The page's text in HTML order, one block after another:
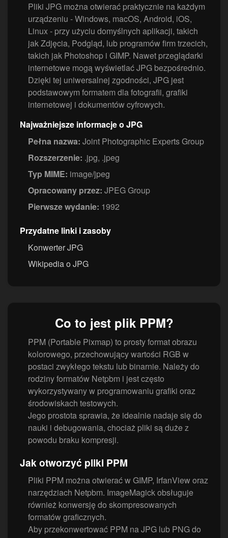
Pliki JPG można otwierać praktycznie na każdym
urządzeniu - Windows, macOS, Android, iOS,
Linux - przy użyciu domyślnych aplikacji, takich
jak Zdjęcia, Podgląd, lub programów firm trzecich,
takich jak Photoshop i GIMP. Nawet przeglądarki
internetowe mogą wyświetlać JPG bezpośrednio.
Dzięki tej uniwersalnej zgodności, JPG jest
podstawowym formatem dla fotografii, grafiki
internetowej i dokumentów cyfrowych.
Najważniejsze informacje o JPG
Pełna nazwa: Joint Photographic Experts Group
Rozszerzenie: .jpg, .jpeg
Typ MIME: image/jpeg
Opracowany przez: JPEG Group
Pierwsze wydanie: 1992
Przydatne linki i zasoby
Konwerter JPG
Wikipedia o JPG
Co to jest plik PPM?
PPM (Portable Pixmap) to prosty format obrazu
kolorowego, przechowujący wartości RGB w
postaci zwykłego tekstu lub binarnie. Należy do
rodziny formatów Netpbm i jest często
wykorzystywany w programowaniu grafiki oraz
środowiskach testowych.
Jego prostota sprawia, że idealnie nadaje się do
nauki i debugowania, chociaż pliki są duże z
powodu braku kompresji.
Jak otworzyć pliki PPM
Pliki PPM można otwierać w GIMP, IrfanView oraz
narzędziach Netpbm. ImageMagick obsługuje
również konwersję do skompresowanych
formatów graficznych.
Aby przekonwertować PPM na JPG lub PNG do